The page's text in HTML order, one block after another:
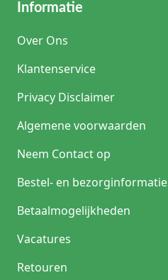
Informatie
Over Ons
Klantenservice
Privacy Disclaimer
Algemene voorwaarden
Neem Contact op
Bestel- en bezorginformatie
Betaalmogelijkheden
Vacatures
Retouren